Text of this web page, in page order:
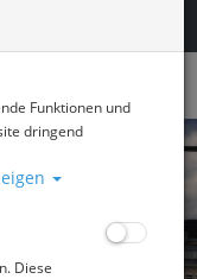
Funktionen und
dringend
Diese